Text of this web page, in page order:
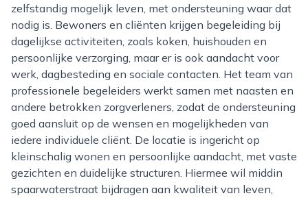
zelfstandig mogelijk leven, met ondersteuning waar dat
nodig is. Bewoners en cliënten krijgen begeleiding bij
dagelijkse activiteiten, zoals koken, huishouden en
persoonlijke verzorging, maar er is ook aandacht voor
werk, dagbesteding en sociale contacten. Het team van
professionele begeleiders werkt samen met naasten en
andere betrokken zorgverleners, zodat de ondersteuning
goed aansluit op de wensen en mogelijkheden van
iedere individuele cliënt. De locatie is ingericht op
kleinschalig wonen en persoonlijke aandacht, met vaste
gezichten en duidelijke structuren. Hiermee wil middin
spaarwaterstraat bijdragen aan kwaliteit van leven,